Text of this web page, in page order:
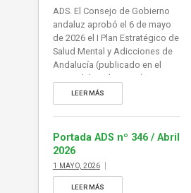
ADS. El Consejo de Gobierno
andaluz aprobó el 6 de mayo
de 2026 el I Plan Estratégico de
Salud Mental y Adicciones de
Andalucía (publicado en el
BOJA del 13 de mayo).
Constituye el principal
instrumento para coordinar,
ejecutar y evaluar las
actuaciones de promoción,
prevención y atención integral
adicciones a sustancias y
comportamientos. Información
LEER MÁS
Portada ADS nº 346 / Abril
2026
1 MAYO, 2026
LEER MÁS